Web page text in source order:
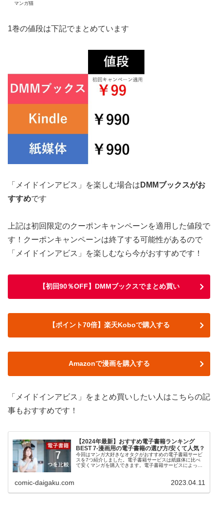
マンガ猫
1巻の値段は下記でまとめています
「メイドインアビス」を楽しむ場合は DMMブックスがお
すすめです
上記は初回限定のクーポンキャンペーンを適用した値段で
す！クーポンキャンペーンは終了する可能性があるので
「メイドインアビス」を楽しむなら今がおすすめです！
【初回90％OFF】DMMブックスでまとめ買い
【ポイント70倍】楽天Koboで購入する
Amazonで漫画を購入する
「メイドインアビス」をまとめ買いしたい人はこちらの記
事もおすすめです！
【2024年最新】おすすめ電子書籍ランキング
BEST 7-漫画用の電子書籍の選び方/安くて人気？
今回はマンガ大好きなオタクがおすすめの電子書籍サービ
スを7つ紹介しました。電子書籍サービスは紙媒体に比べ
て安くマンガを購入できます。電子書籍サービスによって
子書籍を知りたい方は是非こちらをご覧ください！
comic-daigaku.com 2023.04.11